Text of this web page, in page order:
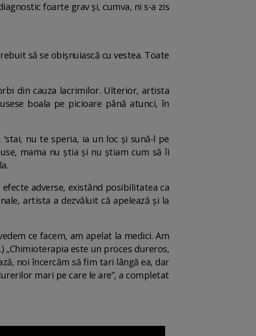
foarte grav și, cumva, ni s-a zis
să se obișnuiască cu vestea. Toate
din cauza lacrimilor. Ulterior, artista
boala pe picioare până atunci, în
nu te speria, ia un loc și sună-l pe
mama nu știa și nu știam cum să îi
adverse, existând posibilitatea ca
artista a dezvăluit că apelează și la
ce facem, am apelat la medici. Am
„Chimioterapia este un proces dureros,
noi încercăm să fim tari lângă ea, dar
mari pe care le are”, a completat